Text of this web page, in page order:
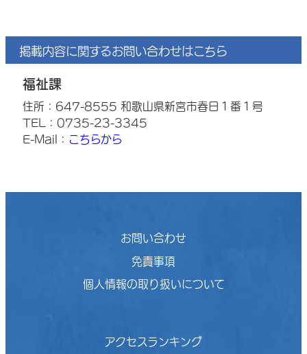
掲載内容に関するお問い合わせはこちら
福祉課
住所：647-8555 和歌山県新宮市春日１番１号
TEL：0735-23-3345
E-Mail： こちらから
お問い合わせ
免責事項
個人情報の取り扱いについて
アクセスランキング